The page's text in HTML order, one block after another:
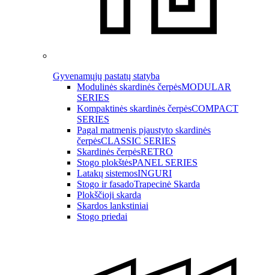
Gyvenamųjų pastatų statyba
Modulinės skardinės čerpėsMODULAR
SERIES
Kompaktinės skardinės čerpėsCOMPACT
SERIES
Pagal matmenis pjaustyto skardinės
čerpėsCLASSIC SERIES
Skardinės čerpėsRETRO
Stogo plokštėsPANEL SERIES
Latakų sistemosINGURI
Stogo ir fasadoTrapecinė Skarda
Plokščioji skarda
Skardos lankstiniai
Stogo priedai